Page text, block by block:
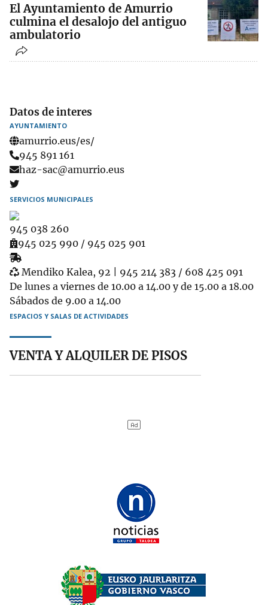
El Ayuntamiento de Amurrio
culmina el desalojo del antiguo
ambulatorio
Datos de interes
AYUNTAMIENTO
amurrio.eus/es/
Teléfono
945 891 161
Email
haz-sac@amurrio.eus
SERVICIOS MUNICIPALES
945 038 260
Ambulatorio
945 025 990 / 945 025 901
Recogida
de
muebles
Garbigune
Mendiko Kalea, 92 | 945 214 383 / 608 425 091
De lunes a viernes de 10.00 a 14.00 y de 15.00 a 18.00
Sábados de 9.00 a 14.00
ESPACIOS Y SALAS DE ACTIVIDADES
VENTA Y ALQUILER DE PISOS